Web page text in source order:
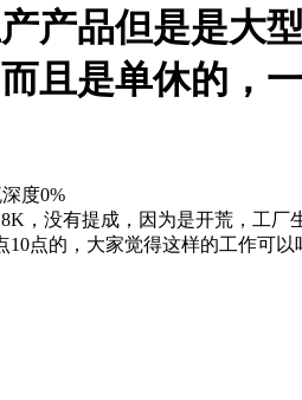
产品但是是大
且是单休的，
度0%
，没有提成，因为是开荒，工
点的，大家觉得这样的工作可以